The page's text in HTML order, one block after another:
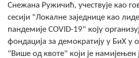
ИНФО
Вијести
Активности
Снежана Ружичић, учествује као
сесији "Локалне заједнице као
пандемије COVID-19" коју
фондација за демократију у БиХ у
"Више од квоте" који је намијењен